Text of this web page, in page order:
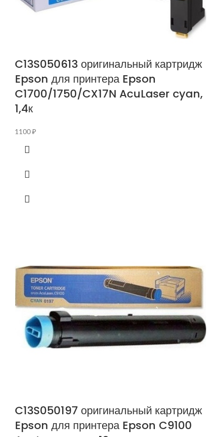
C13S050613 оригинальный картридж
Epson для принтера Epson
C1700/1750/CX17N AcuLaser cyan,
1,4к
1100₽
C13S050197 оригинальный картридж
Epson для принтера Epson C9100